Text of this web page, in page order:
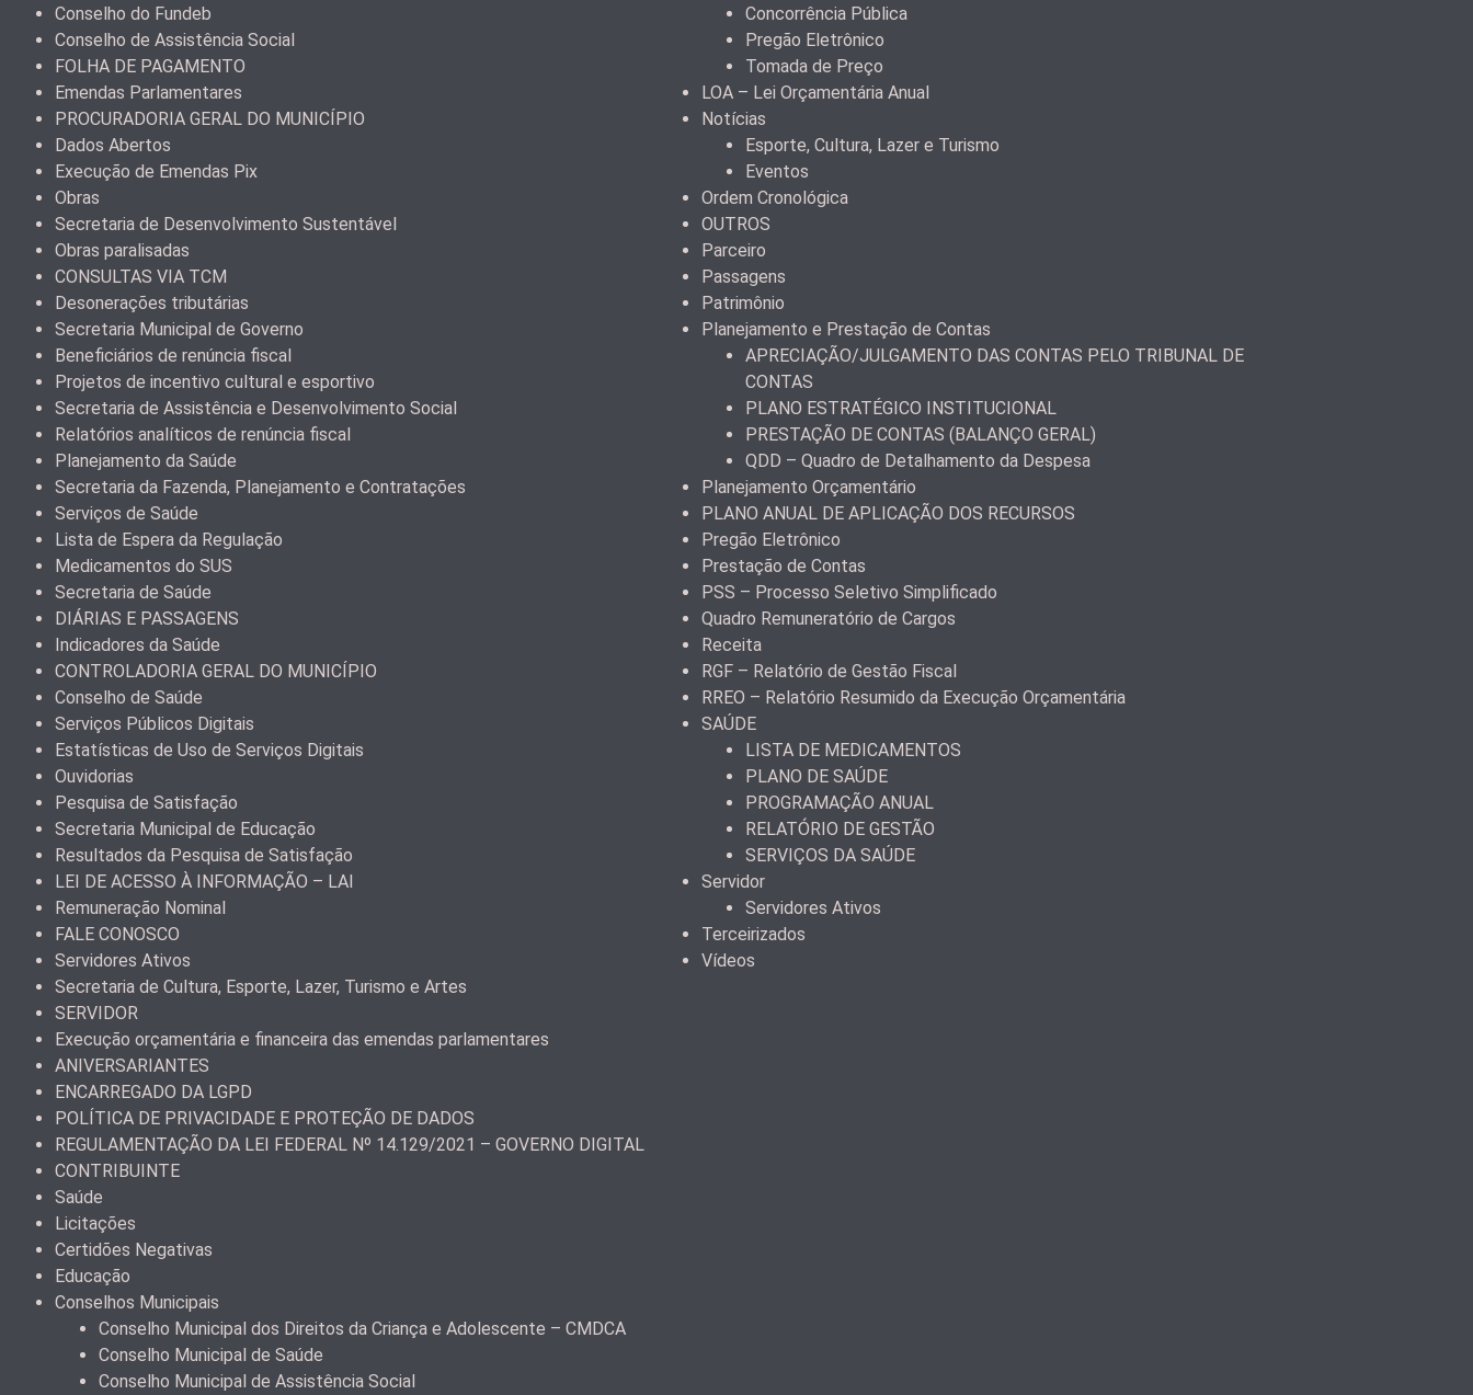
Conselho do Fundeb
Conselho de Assistência Social
FOLHA DE PAGAMENTO
Emendas Parlamentares
PROCURADORIA GERAL DO MUNICÍPIO
Dados Abertos
Execução de Emendas Pix
Obras
Secretaria de Desenvolvimento Sustentável
Obras paralisadas
CONSULTAS VIA TCM
Desonerações tributárias
Secretaria Municipal de Governo
Beneficiários de renúncia fiscal
Projetos de incentivo cultural e esportivo
Secretaria de Assistência e Desenvolvimento Social
Relatórios analíticos de renúncia fiscal
Planejamento da Saúde
Secretaria da Fazenda, Planejamento e Contratações
Serviços de Saúde
Lista de Espera da Regulação
Medicamentos do SUS
Secretaria de Saúde
DIÁRIAS E PASSAGENS
Indicadores da Saúde
CONTROLADORIA GERAL DO MUNICÍPIO
Conselho de Saúde
Serviços Públicos Digitais
Estatísticas de Uso de Serviços Digitais
Ouvidorias
Pesquisa de Satisfação
Secretaria Municipal de Educação
Resultados da Pesquisa de Satisfação
LEI DE ACESSO À INFORMAÇÃO – LAI
Remuneração Nominal
FALE CONOSCO
Servidores Ativos
Secretaria de Cultura, Esporte, Lazer, Turismo e Artes
SERVIDOR
Execução orçamentária e financeira das emendas parlamentares
ANIVERSARIANTES
ENCARREGADO DA LGPD
POLÍTICA DE PRIVACIDADE E PROTEÇÃO DE DADOS
REGULAMENTAÇÃO DA LEI FEDERAL Nº 14.129/2021 – GOVERNO DIGITAL
CONTRIBUINTE
Saúde
Licitações
Certidões Negativas
Educação
Conselhos Municipais
Conselho Municipal dos Direitos da Criança e Adolescente – CMDCA
Conselho Municipal de Saúde
Conselho Municipal de Assistência Social
Concorrência Pública
Pregão Eletrônico
Tomada de Preço
LOA – Lei Orçamentária Anual
Notícias
Esporte, Cultura, Lazer e Turismo
Eventos
Ordem Cronológica
OUTROS
Parceiro
Passagens
Patrimônio
Planejamento e Prestação de Contas
APRECIAÇÃO/JULGAMENTO DAS CONTAS PELO TRIBUNAL DE
CONTAS
PLANO ESTRATÉGICO INSTITUCIONAL
PRESTAÇÃO DE CONTAS (BALANÇO GERAL)
QDD – Quadro de Detalhamento da Despesa
Planejamento Orçamentário
PLANO ANUAL DE APLICAÇÃO DOS RECURSOS
Pregão Eletrônico
Prestação de Contas
PSS – Processo Seletivo Simplificado
Quadro Remuneratório de Cargos
Receita
RGF – Relatório de Gestão Fiscal
RREO – Relatório Resumido da Execução Orçamentária
SAÚDE
LISTA DE MEDICAMENTOS
PLANO DE SAÚDE
PROGRAMAÇÃO ANUAL
RELATÓRIO DE GESTÃO
SERVIÇOS DA SAÚDE
Servidor
Servidores Ativos
Terceirizados
Vídeos